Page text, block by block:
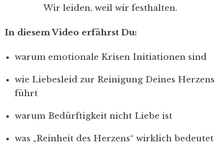
Wir leiden, weil wir festhalten.
In diesem Video erfährst Du:
warum emotionale Krisen Initiationen sind
wie Liebesleid zur Reinigung Deines Herzens
führt
warum Bedürftigkeit nicht Liebe ist
was „Reinheit des Herzens“ wirklich bedeutet